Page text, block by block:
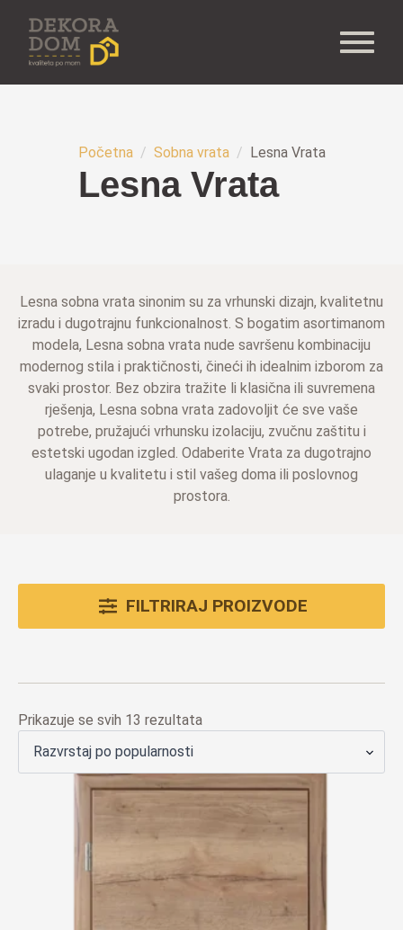
Početna Sobna vrata Lesna Vrata
Lesna Vrata
Lesna sobna vrata sinonim su za vrhunski dizajn, kvalitetnu
izradu i dugotrajnu funkcionalnost. S bogatim asortimanom
modela, Lesna sobna vrata nude savršenu kombinaciju
modernog stila i praktičnosti, čineći ih idealnim izborom za
svaki prostor. Bez obzira tražite li klasična ili suvremena
rješenja, Lesna sobna vrata zadovoljit će sve vaše
potrebe, pružajući vrhunsku izolaciju, zvučnu zaštitu i
estetski ugodan izgled. Odaberite Vrata za dugotrajno
ulaganje u kvalitetu i stil vašeg doma ili poslovnog
prostora.
FILTRIRAJ PROIZVODE
Prikazuje se svih 13 rezultataPoredano